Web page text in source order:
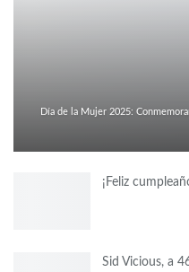
Día de la Mujer 2025:
¡Feliz
Sid Vicious, a